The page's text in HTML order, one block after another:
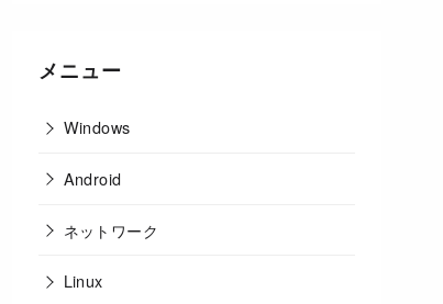
メニュー
Windows
Android
ネットワーク
Linux